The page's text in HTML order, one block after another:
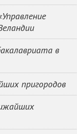
в
пригородов